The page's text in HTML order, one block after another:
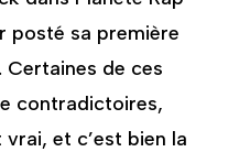
posté sa première
de ces
contradictoires,
et c’est bien la